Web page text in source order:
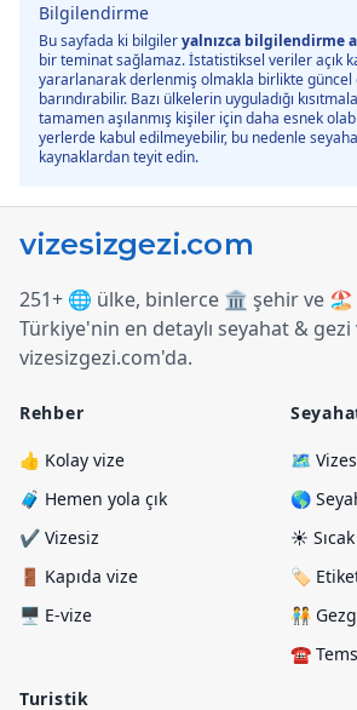
Bilgilendirme
Bu sayfada ki bilgileryalnızca bilgilendirme
bir teminat sağlamaz. İstatistiksel veriler açık
yararlanarak derlenmiş olmakla birlikte güncel
barındırabilir. Bazı ülkelerin uyguladığı
tamamen aşılanmış kişiler için daha esnek
yerlerde kabul edilmeyebilir, bu nedenle
kaynaklardan teyit edin.
251+ 🌐 ülke, binlerce 🏛️ şehir ve 🏖️
Türkiye'nin en detaylı seyahat & gezi
vizesizgezi.com'da.
Rehber
👍 Kolay vize
🧳 Hemen yola çık
✔️ Vizesiz
🚪 Kapıda vize
🖥️ E-vize
Turistik
🗺️
🌎
☀️
🏷️
🧑‍🤝‍🧑
☎️